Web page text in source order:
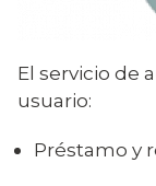
El servicio de
usuario:
Préstamo y